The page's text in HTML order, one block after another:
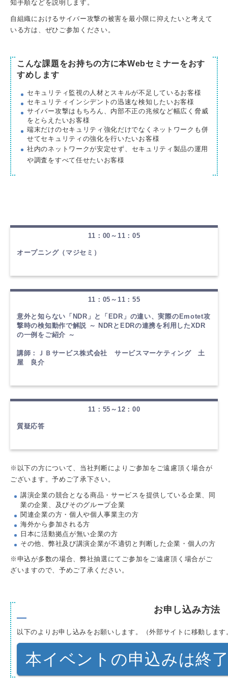
知手順などを説明します。
自組織におけるサイバー攻撃の被害を最小限に抑えたいと考えて
いる方は、ぜひご参加ください。
こんな課題をお持ちの方に本Webセミナーをおす
すめします
セキュリティ監視の人材とスキルが不足しているお客様
セキュリティインシデントの迅速な検知したいお客様
サイバー攻撃はもちろん、内部不正の兆候など幅広く脅威
をとらえたいお客様
端末だけのセキュリティ強化だけでなくネットワークも併
せてセキュリティの強化を行いたいお客様
社内のネットワークが安定せず、 セキュリティ製品の運用
や調査をすべて任せたいお客様
11：00～11：05
オープニング（マジセミ）
11：05～11：55
意外と知らない「NDR」と「EDR」の違い、実際のEmotet攻
撃時の検知動作で解説 ～ NDRとEDRの連携を利用したXDR
の一例をご紹介 ～
講師：
ＪＢサービス株式会社 サービスマーケティング 土
屋 良介
11：55～12：00
質疑応答
※以下の方について、当社判断によりご参加をご遠慮頂く場合が
ございます。予めご了承下さい。
講演企業の競合となる商品・サービスを提供している企業、同
業の企業、及びそのグループ企業
関連企業の方・個人や個人事業主の方
海外から参加される方
日本に活動拠点が無い企業の方
その他、弊社及び講演企業が不適切と判断した企業・個人の方
※申込が多数の場合、弊社抽選にてご参加をご遠慮頂く場合がご
ざいますので、予めご了承ください。
お申し込み方法
以下のよりお申し込みをお願いします。（外部サイトに移動します
本イベントの申込みは終